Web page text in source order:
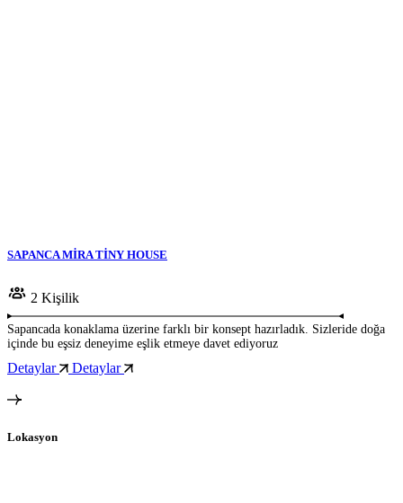
SAPANCA MİRA TİNY HOUSE
2 Kişilik
Sapancada konaklama üzerine farklı bir konsept hazırladık. Sizleride doğa
içinde bu eşsiz deneyime eşlik etmeye davet ediyoruz
Detaylar Detaylar
Lokasyon